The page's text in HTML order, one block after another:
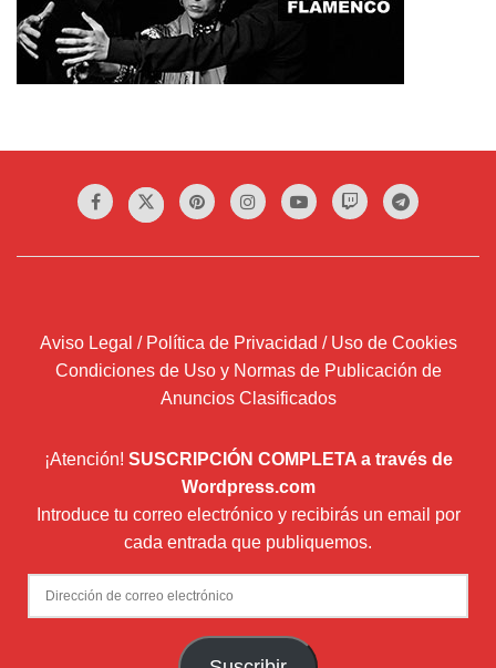
Aviso Legal / Política de Privacidad / Uso de Cookies
Condiciones de Uso y Normas de Publicación de
Anuncios Clasificados
¡Atención! SUSCRIPCIÓN COMPLETA a través de
Wordpress.com
Introduce tu correo electrónico y recibirás un email por
cada entrada que publiquemos.
Dirección
de